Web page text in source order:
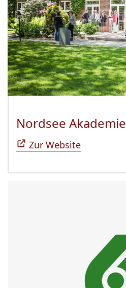
Nordsee Akademie
Zur Website